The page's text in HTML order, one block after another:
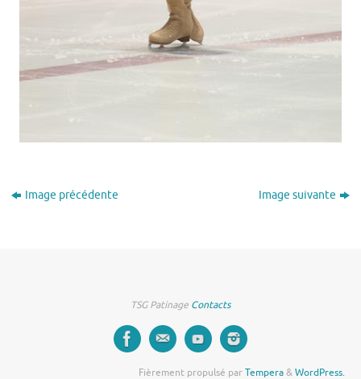
Image précédente Image suivante
TSG Patinage Contacts
Fièrement propulsé parTempera&WordPress.